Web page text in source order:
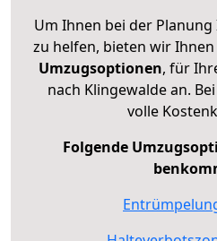
Um Ihnen bei der
zu helfen, bieten wir
Umzugsoptionen, für
nach Klingewalde an.
volle
Folgende